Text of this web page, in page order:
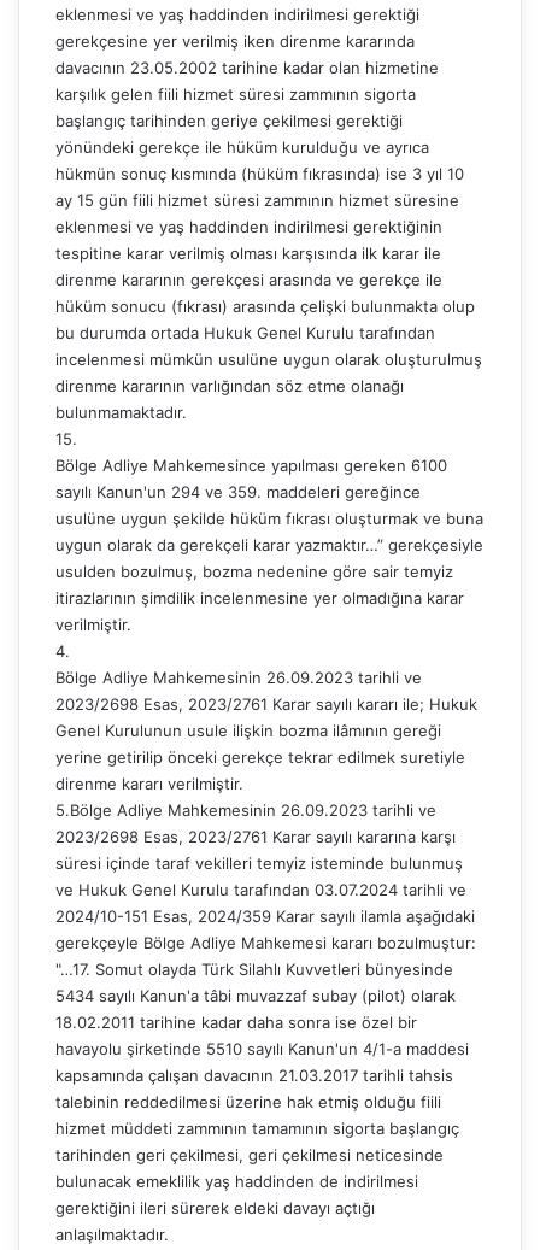
eklenmesi ve yaş haddinden indirilmesi gerektiği
gerekçesine yer verilmiş iken direnme kararında
davacının 23.05.2002 tarihine kadar olan hizmetine
karşılık gelen fiili hizmet süresi zammının sigorta
başlangıç tarihinden geriye çekilmesi gerektiği
yönündeki gerekçe ile hüküm kurulduğu ve ayrıca
hükmün sonuç kısmında (hüküm fıkrasında) ise 3 yıl 10
ay 15 gün fiili hizmet süresi zammının hizmet süresine
eklenmesi ve yaş haddinden indirilmesi gerektiğinin
tespitine karar verilmiş olması karşısında ilk karar ile
direnme kararının gerekçesi arasında ve gerekçe ile
hüküm sonucu (fıkrası) arasında çelişki bulunmakta olup
bu durumda ortada Hukuk Genel Kurulu tarafından
incelenmesi mümkün usulüne uygun olarak oluşturulmuş
direnme kararının varlığından söz etme olanağı
bulunmamaktadır.
15.
Bölge Adliye Mahkemesince yapılması gereken 6100
sayılı Kanun'un 294 ve 359. maddeleri gereğince
usulüne uygun şekilde hüküm fıkrası oluşturmak ve buna
uygun olarak da gerekçeli karar yazmaktır…” gerekçesiyle
usulden bozulmuş, bozma nedenine göre sair temyiz
itirazlarının şimdilik incelenmesine yer olmadığına karar
verilmiştir.
4.
Bölge Adliye Mahkemesinin 26.09.2023 tarihli ve
2023/2698 Esas, 2023/2761 Karar sayılı kararı ile; Hukuk
Genel Kurulunun usule ilişkin bozma ilâmının gereği
yerine getirilip önceki gerekçe tekrar edilmek suretiyle
direnme kararı verilmiştir.
5.Bölge Adliye Mahkemesinin 26.09.2023 tarihli ve
2023/2698 Esas, 2023/2761 Karar sayılı kararına karşı
süresi içinde taraf vekilleri temyiz isteminde bulunmuş
ve Hukuk Genel Kurulu tarafından 03.07.2024 tarihli ve
2024/10-151 Esas, 2024/359 Karar sayılı ilamla aşağıdaki
gerekçeyle Bölge Adliye Mahkemesi kararı bozulmuştur:
"…17. Somut olayda Türk Silahlı Kuvvetleri bünyesinde
5434 sayılı Kanun'a tâbi muvazzaf subay (pilot) olarak
18.02.2011 tarihine kadar daha sonra ise özel bir
havayolu şirketinde 5510 sayılı Kanun'un 4/1-a maddesi
kapsamında çalışan davacının 21.03.2017 tarihli tahsis
talebinin reddedilmesi üzerine hak etmiş olduğu fiili
hizmet müddeti zammının tamamının sigorta başlangıç
tarihinden geri çekilmesi, geri çekilmesi neticesinde
bulunacak emeklilik yaş haddinden de indirilmesi
gerektiğini ileri sürerek eldeki davayı açtığı
anlaşılmaktadır.